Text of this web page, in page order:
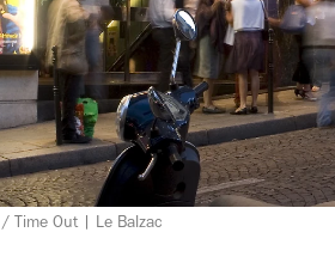
Time Out | Le Balzac